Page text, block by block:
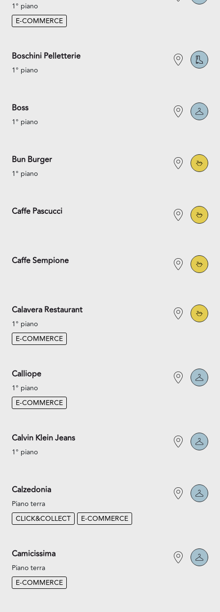
1° piano
E-COMMERCE
Boschini Pelletterie
1° piano
Boss
1° piano
Bun Burger
1° piano
Caffe Pascucci
Caffe Sempione
Calavera Restaurant
1° piano
E-COMMERCE
Calliope
1° piano
E-COMMERCE
Calvin Klein Jeans
1° piano
Calzedonia
Piano terra
CLICK&COLLECT
E-COMMERCE
Camicissima
Piano terra
E-COMMERCE